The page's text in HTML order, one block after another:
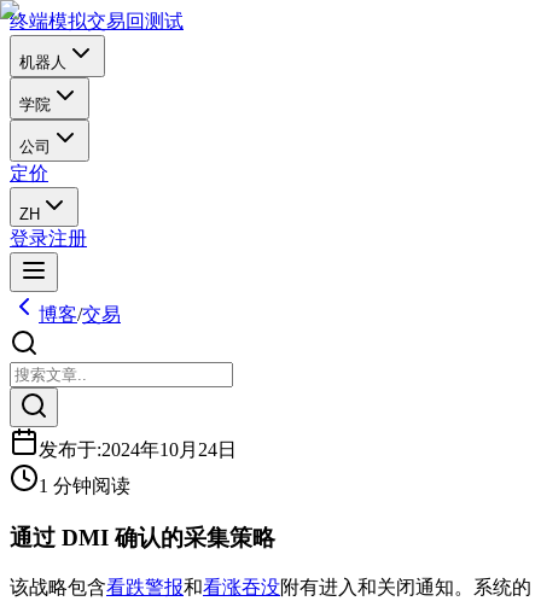
终端模拟交易回测试
机器人
学院
公司
定价
ZH
登录注册
博客/交易
发布于:2024年10月24日
1 分钟阅读
通过 DMI 确认的采集策略
该战略包含看跌警报和看涨吞没附有进入和关闭通知。系统的